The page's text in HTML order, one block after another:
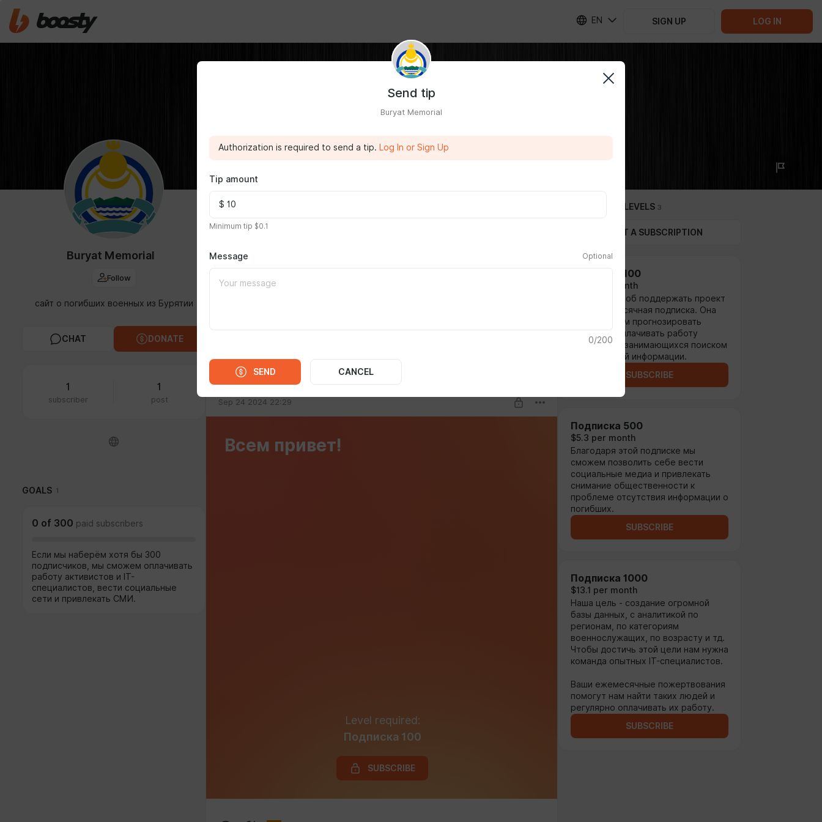
EN SIGN UP LOG IN
Buryat Memorial
Follow
сайт о погибших военных из Бурятии
CHAT DONATE
1
subscriber
1
post
GOALS 1
0 of 300 paid subscribers
Если мы наберём хотя бы 300
подписчиков, мы сможем оплачивать
работу активистов и IT-
специалистов, вести социальные
сети и привлекать СМИ.
ABOUT
Операции на Украине.
FEED MEDIA
Sep 24 2024 22:29
Всем привет!
Level required:
Подписка 100
SUBSCRIBE
SUBSCRIPTION LEVELS 3
GIFT A SUBSCRIPTION
Подписка 100
$1.31 per month
Лучший способ поддержать проект
- это ежемесячная подписка. Она
помогает нам прогнозировать
бюджет и оплачивать работу
активистов, занимающихся поиском
и обработкой информации.
SUBSCRIBE
Подписка 500
$5.3 per month
Благодаря этой подписке мы
сможем позволить себе вести
социальные медиа и привлекать
снимание общественности к
проблеме отсутствия информации о
погибших.
SUBSCRIBE
Подписка 1000
$13.1 per month
Наша цель - создание огромной
базы данных, с аналитикой по
регионам, по категориям
военнослужащих, по возрасту и тд.
Чтобы достичь этой цели нам нужна
команда опытных IT-специалистов.
Ваши ежемесячные пожертвования
помогут нам найти таких людей и
регулярно оплачивать их работу.
SUBSCRIBE
Send tip
Buryat Memorial
Authorization is required to send a tip. Log In or Sign Up
Tip amount
Minimum tip $0.1
Message Optional
0/200
SEND CANCEL